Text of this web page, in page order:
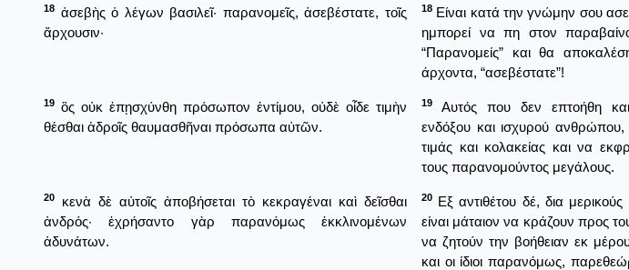
18 ἀσεβὴς ὁ λέγων βασιλεῖ· παρανομεῖς, ἀσεβέστατε, τοῖς
ἄρχουσιν·
18 Είναι κατά την γνώμην σου
ημπορεί να πη στον
“Παρανομείς” και θα
άρχοντα, “ασεβέστατε”!
19 ὃς οὐκ ἐπῃσχύνθη πρόσωπον ἐντίμου, οὐδὲ οἶδε τιμὴν
θέσθαι ἁδροῖς θαυμασθῆναι πρόσωπα αὐτῶν.
19
Αυτός που δεν επτοήθη
ενδόξου και ισχυρού ανθρώπου,
τιμάς και κολακείας και να
τους παρανομούντος μεγάλους.
20
κενὰ δὲ αὐτοῖς ἀποβήσεται τὸ κεκραγέναι καὶ δεῖσθαι
ἀνδρός· ἐχρήσαντο γὰρ παρανόμως ἐκκλινομένων
ἀδυνάτων.
20 Εξ αντιθέτου δέ, δια
είναι μάταιον να κράζουν προς
να ζητούν την βοήθειαν εκ
και οι ίδιοι παρανόμως,